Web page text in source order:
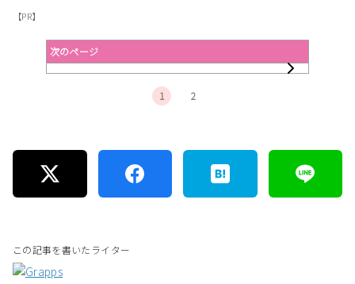
【PR】
次のページ
1 2
この記事を書いたライター